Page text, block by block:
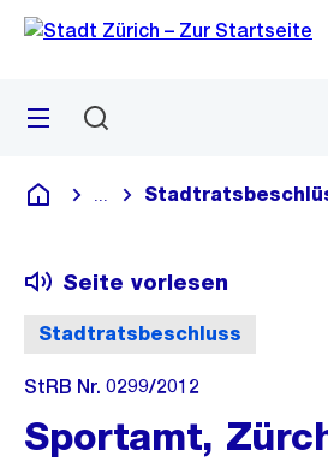
Navigation
Sprunglink
Menü
Deutsch
Blende alle Breadcrumbs ein
Stadtratsbeschluss
Seite vorlesen
StRB Nr. 0299/2012
Sportamt,